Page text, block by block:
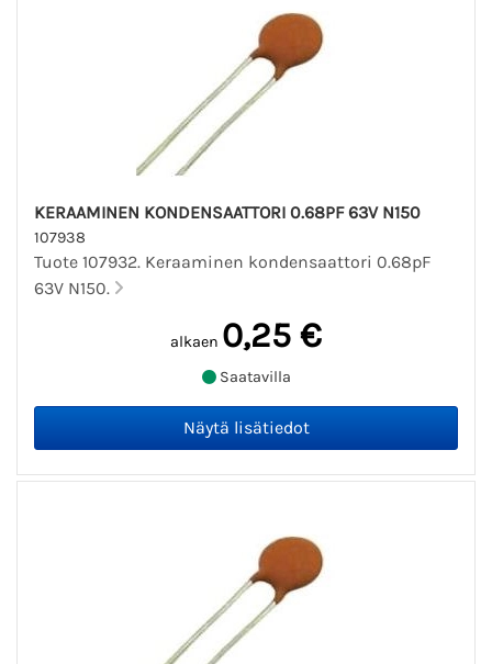
KERAAMINEN KONDENSAATTORI 0.68PF 63V N150
107938
Tuote 107932. Keraaminen kondensaattori 0.68pF
63V N150.
alkaen 0,25 €
Saatavilla